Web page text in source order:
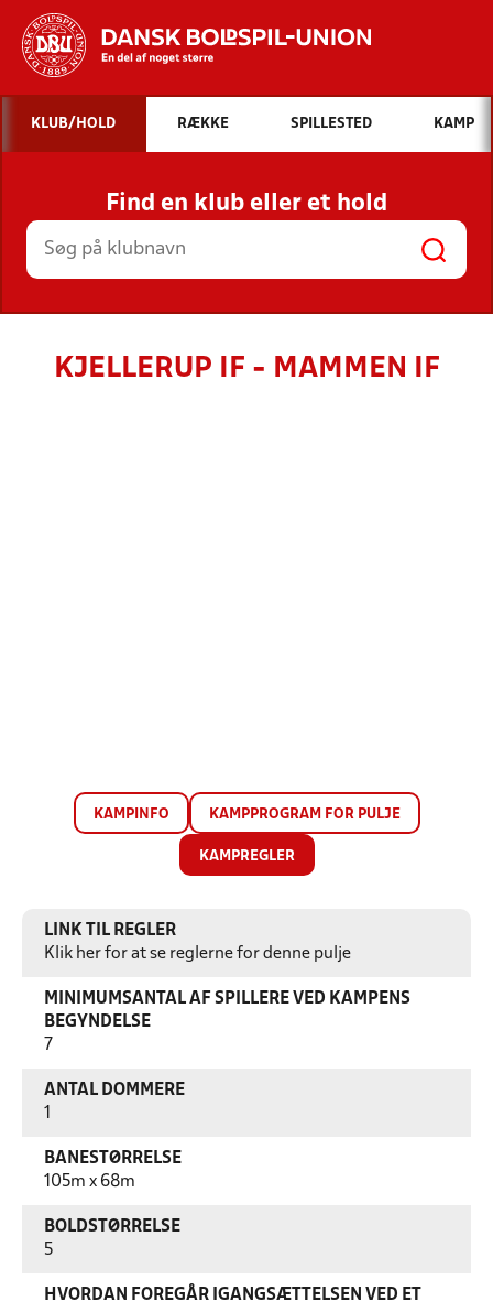
Hvad vil du søge efter?
INDHOLD OG NYHEDER
STILLINGER, RESULTATER, KLUBBER OG
HOLD
KLUB/HOLD RÆKKE SPILLESTED KAMP
Find en klub eller et hold
KJELLERUP IF - MAMMEN IF
KAMPINFO KAMPPROGRAM FOR PULJE
KAMPREGLER
LINK TIL REGLER
Klik her for at se reglerne for denne pulje
MINIMUMSANTAL AF SPILLERE VED KAMPENS
BEGYNDELSE
7
ANTAL DOMMERE
BANESTØRRELSE
105m x 68m
BOLDSTØRRELSE
5
HVORDAN FOREGÅR IGANGSÆTTELSEN VED ET